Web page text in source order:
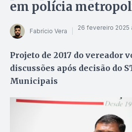
em polícia
Fabrício Vera 26 fevereiro 2025
Projeto de 2017 do vereador
discussões após decisão do
Municipais